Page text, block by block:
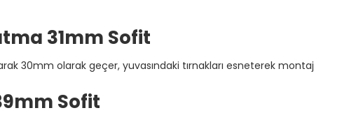
31mm Sofit
30mm olarak geçer, yuvasındaki tırnakları esneterek montaj
Sofit